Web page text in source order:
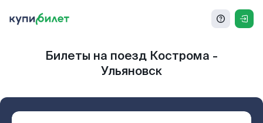
Билеты на поезд Кострома -
Ульяновск